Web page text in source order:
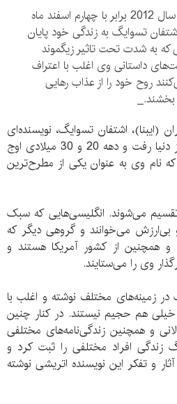
امروز پنجشنبه 23 فوریه سال 2012 برابر با چهارم اسفند ماه
تسوایگ به زندگی خود پایان
که به شدت تحت تاثیر زیگموند
داستانی وی اغلب با اعتراف
روح خود را از عذاب رهایی
بخشند._
(ایبنا)، اشتفان تسوایگ، نویسنده‌ای
اتریشی است که سال 1942 از دنیا رفت و دهه 20 و 30 میلادی اوج
نام وی به عنوان یکی از مطرح‌ترین
می‌شوند. انگلیسی‌هایی که سبک
می‌خوانند و گروهی دیگر که
و همچنین از کشور آمریکا هستند و
وی را می‌ستایند.
بیش از 35 کتاب در زمینه‌های مختلف نوشته و اغلب با
هم حجیم نیستند. در کنار چنین
و همچنین زندگی‌نامه‌های مختلفی
زندگی افراد مختلفی را ثبت کرد و
و تفکر این نویسنده اتریشی نوشته